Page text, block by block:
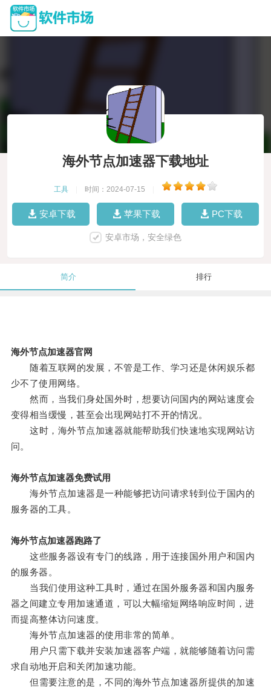
海外节点加速器下载地址
工具 时间：2024-07-15
安卓下载 苹果下载 PC下载
安卓市场，安全绿色
简介 排行
海外节点加速器官网
随着互联网的发展，不管是工作、学习还是休闲娱乐都
少不了使用网络。
然而，当我们身处国外时，想要访问国内的网站速度会
变得相当缓慢，甚至会出现网站打不开的情况。
这时，海外节点加速器就能帮助我们快速地实现网站访
问。
海外节点加速器免费试用
海外节点加速器是一种能够把访问请求转到位于国内的
服务器的工具。
海外节点加速器跑路了
这些服务器设有专门的线路，用于连接国外用户和国内
的服务器。
当我们使用这种工具时，通过在国外服务器和国内服务
器之间建立专用加速通道，可以大幅缩短网络响应时间，进
而提高整体访问速度。
海外节点加速器的使用非常的简单。
用户只需下载并安装加速器客户端，就能够随着访问需
求自动地开启和关闭加速功能。
但需要注意的是，不同的海外节点加速器所提供的加速